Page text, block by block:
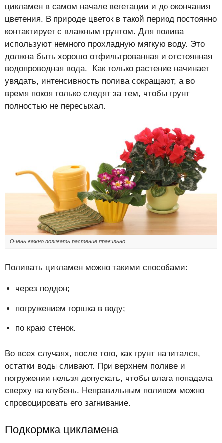
цикламен в самом начале вегетации и до окончания
цветения. В природе цветок в такой период постоянно
контактирует с влажным грунтом. Для полива
используют немного прохладную мягкую воду. Это
должна быть хорошо отфильтрованная и отстоянная
водопроводная вода. Как только растение начинает
увядать, интенсивность полива сокращают, а во
время покоя только следят за тем, чтобы грунт
полностью не пересыхал.
Очень важно поливать растение правильно
Поливать цикламен можно такими способами:
через поддон;
погружением горшка в воду;
по краю стенок.
Во всех случаях, после того, как грунт напитался,
остатки воды сливают. При верхнем поливе и
погружении нельзя допускать, чтобы влага попадала
сверху на клубень. Неправильным поливом можно
спровоцировать его загнивание.
Подкормка цикламена